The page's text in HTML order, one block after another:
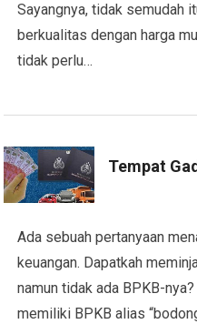
Sayangnya, tidak semudah
berkualitas dengan harga
tidak perlu…
Tempat
Ada sebuah pertanyaan
keuangan. Dapatkah
namun tidak ada BPKB-
memiliki BPKB alias